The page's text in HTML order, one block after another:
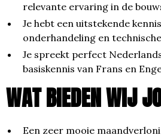
relevante ervaring in de
Je hebt een uitstekende
onderhandeling en
Je spreekt perfect
basiskennis van Frans en
WAT BIEDEN WIJ
Een zeer mooie